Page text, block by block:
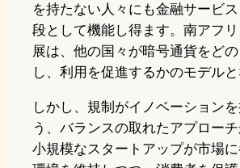
を持たない人々にも金融サービ
段として機能し得ます。南アフ
展は、他の国々が暗号通貨をど
し、利用を促進するかのモデルと
しかし、規制がイノベーション
う、バランスの取れたアプローチ
小規模なスタートアップが市場